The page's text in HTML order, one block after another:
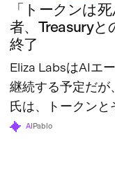
「トークンは
者、Treasuryと
終了
Eliza LabsはAIエ
継続する予定だが
氏は、トークンと
たと述べている。
AI Pablo